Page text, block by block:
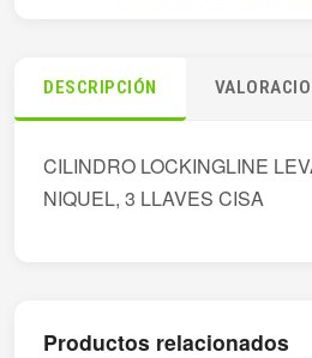
DESCRIPCIÓN
CILINDRO LOCKINGLINE
NIQUEL, 3 LLAVES CISA
Productos relacionados